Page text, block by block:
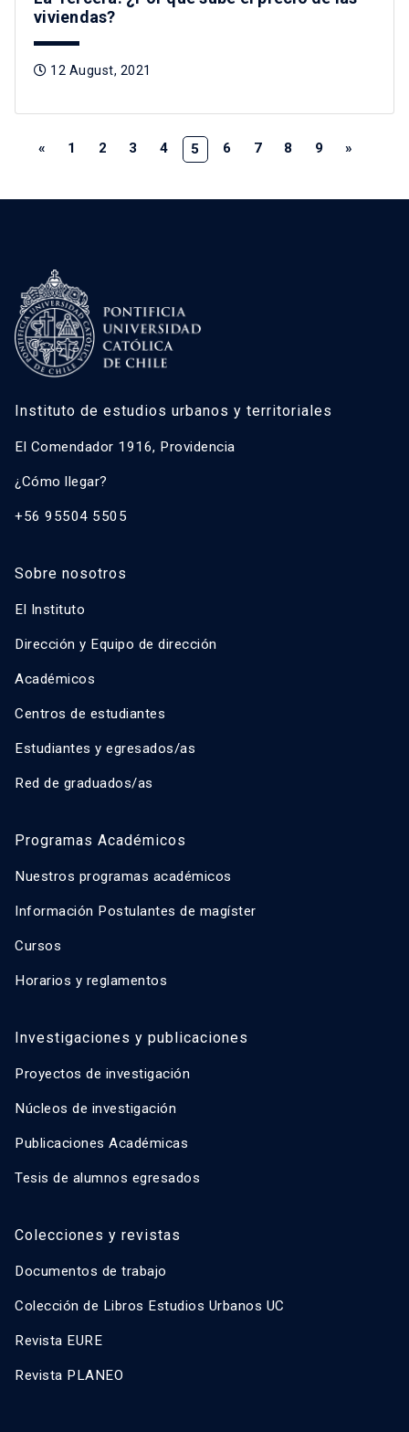
viviendas?
12 August, 2021
« 1 2 3 4 5 6 7 8 9 »
Instituto de estudios urbanos y territoriales
El Comendador 1916, Providencia
¿Cómo llegar?
+56 95504 5505
Sobre nosotros
El Instituto
Dirección y Equipo de dirección
Académicos
Centros de estudiantes
Estudiantes y egresados/as
Red de graduados/as
Programas Académicos
Nuestros programas académicos
Información Postulantes de magíster
Cursos
Horarios y reglamentos
Investigaciones y publicaciones
Proyectos de investigación
Núcleos de investigación
Publicaciones Académicas
Tesis de alumnos egresados
Colecciones y revistas
Documentos de trabajo
Colección de Libros Estudios Urbanos UC
Revista EURE
Revista PLANEO